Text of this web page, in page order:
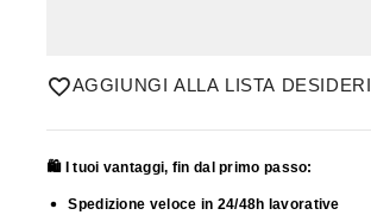
AGGIUNGI ALLA LISTA DESIDERI
🛍️ I tuoi vantaggi, fin dal primo passo:
Spedizione veloce in 24/48h lavorative